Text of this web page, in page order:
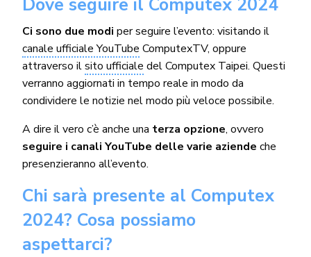
Ci sono due modi per seguire l’evento: visitando il
canale ufficiale YouTube ComputexTV, oppure
attraverso ilsito ufficiale del Computex Taipei. Questi
verranno aggiornati in tempo reale in modo da
condividere le notizie nel modo più veloce possibile.
A dire il vero c’è anche una terza opzione, ovvero
seguire i canali YouTube delle varie aziende che
presenzieranno all’evento.
Chi sarà presente al Computex
2024? Cosa possiamo
aspettarci?